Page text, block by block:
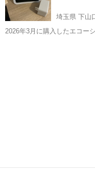
埼玉県 下山
2026年3月に購入したエコー